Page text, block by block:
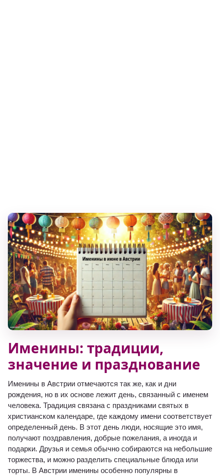
Именины: традиции,
значение и празднование
Именины в Австрии отмечаются так же, как и дни
рождения, но в их основе лежит день, связанный с именем
человека. Традиция связана с праздниками святых в
христианском календаре, где каждому имени соответствует
определенный день. В этот день люди, носящие это имя,
получают поздравления, добрые пожелания, а иногда и
подарки. Друзья и семья обычно собираются на небольшие
торжества, и можно разделить специальные блюда или
торты. В Австрии именины особенно популярны в